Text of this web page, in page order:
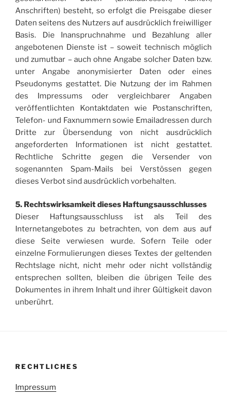
Anschriften) besteht, so erfolgt die Preisgabe dieser
Daten seitens des Nutzers auf ausdrücklich freiwilliger
Basis. Die Inanspruchnahme und Bezahlung aller
angebotenen Dienste ist – soweit technisch möglich
und zumutbar – auch ohne Angabe solcher Daten bzw.
unter Angabe anonymisierter Daten oder eines
Pseudonyms gestattet. Die Nutzung der im Rahmen
des Impressums oder vergleichbarer Angaben
veröffentlichten Kontaktdaten wie Postanschriften,
Telefon- und Faxnummern sowie Emailadressen durch
Dritte zur Übersendung von nicht ausdrücklich
angeforderten Informationen ist nicht gestattet.
Rechtliche Schritte gegen die Versender von
sogenannten Spam-Mails bei Verstössen gegen
dieses Verbot sind ausdrücklich vorbehalten.
5. Rechtswirksamkeit dieses Haftungsausschlusses
Dieser Haftungsausschluss ist als Teil des
Internetangebotes zu betrachten, von dem aus auf
diese Seite verwiesen wurde. Sofern Teile oder
einzelne Formulierungen dieses Textes der geltenden
Rechtslage nicht, nicht mehr oder nicht vollständig
entsprechen sollten, bleiben die übrigen Teile des
Dokumentes in ihrem Inhalt und ihrer Gültigkeit davon
unberührt.
RECHTLICHES
Impressum